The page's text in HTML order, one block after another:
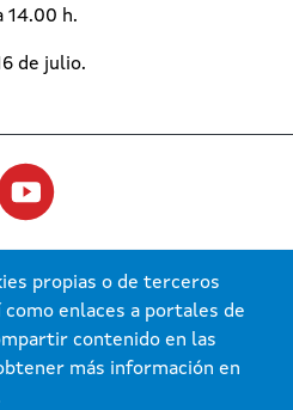
propias o de terceros
enlaces a portales de
contenido en las
más información en
14.00 h.
de julio.